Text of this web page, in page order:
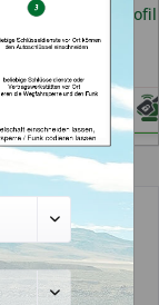
Händlerprofil